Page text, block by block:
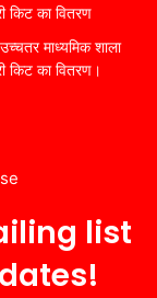
किट का वितरण
माध्यमिक शाला
किट का वितरण।
list